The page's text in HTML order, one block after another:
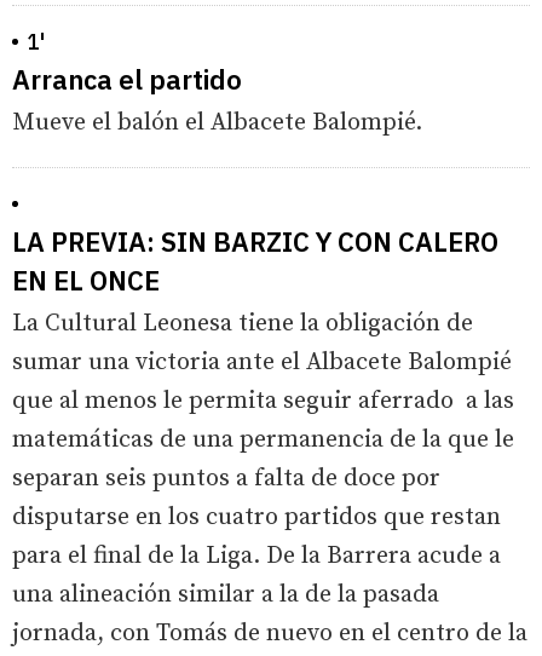
1'
Arranca el partido
Mueve el balón el Albacete Balompié.
LA PREVIA: SIN BARZIC Y CON CALERO
EN EL ONCE
La Cultural Leonesa tiene la obligación de
sumar una victoria ante el Albacete Balompié
que al menos le permita seguir aferrado a las
matemáticas de una permanencia de la que le
separan seis puntos a falta de doce por
disputarse en los cuatro partidos que restan
para el final de la Liga. De la Barrera acude a
una alineación similar a la de la pasada
jornada, con Tomás de nuevo en el centro de la